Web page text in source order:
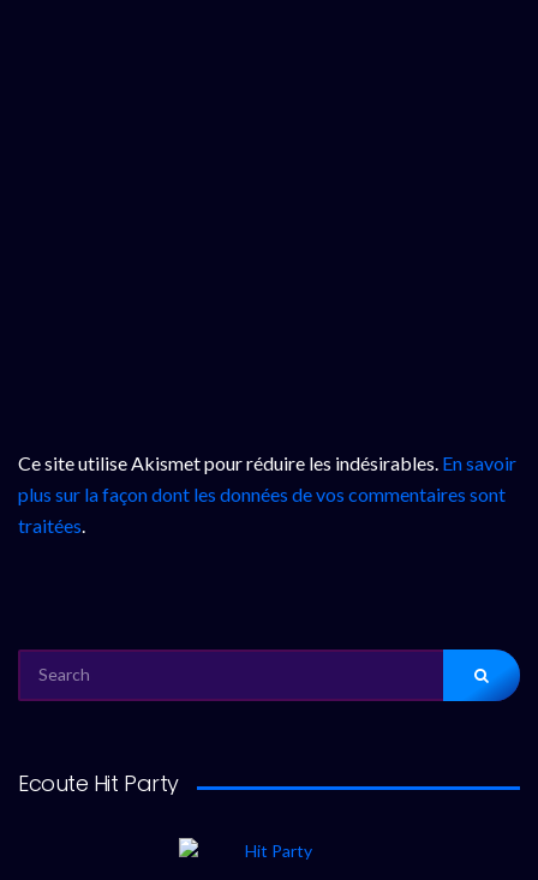
Ce site utilise Akismet pour réduire les indésirables. En savoir
plus sur la façon dont les données de vos commentaires sont
traitées.
FOR:
Ecoute Hit Party